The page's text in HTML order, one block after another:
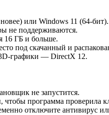
или Windows 11 (64-бит).
не поддерживаются.
16 ГБ и больше.
под скачанный и
графики — DirectX 12.
не запустится.
чтобы программа проверила
отключите